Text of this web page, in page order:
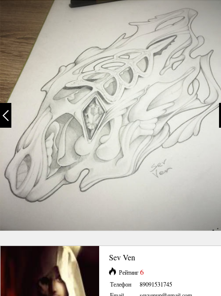
Sev Ven
Рейтинг6
Телефон
89091531745